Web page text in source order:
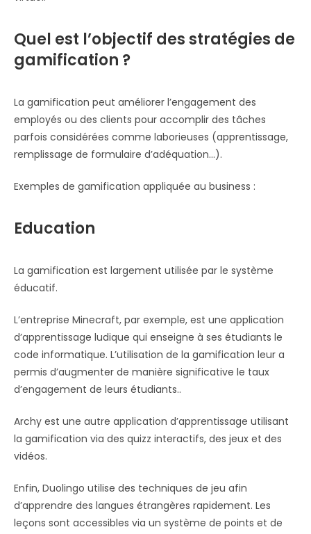
Quel est l’objectif des stratégies de
gamification ?
La gamification peut améliorer l’engagement des
employés ou des clients pour accomplir des tâches
parfois considérées comme laborieuses (apprentissage,
remplissage de formulaire d’adéquation…).
Exemples de gamification appliquée au business :
Education
La gamification est largement utilisée par le système
éducatif.
L’entreprise Minecraft, par exemple, est une application
d’apprentissage ludique qui enseigne à ses étudiants le
code informatique. L’utilisation de la gamification leur a
permis d’augmenter de manière significative le taux
d’engagement de leurs étudiants..
Archy est une autre application d’apprentissage utilisant
la gamification via des quizz interactifs, des jeux et des
vidéos.
Enfin, Duolingo utilise des techniques de jeu afin
d’apprendre des langues étrangères rapidement. Les
leçons sont accessibles via un système de points et de